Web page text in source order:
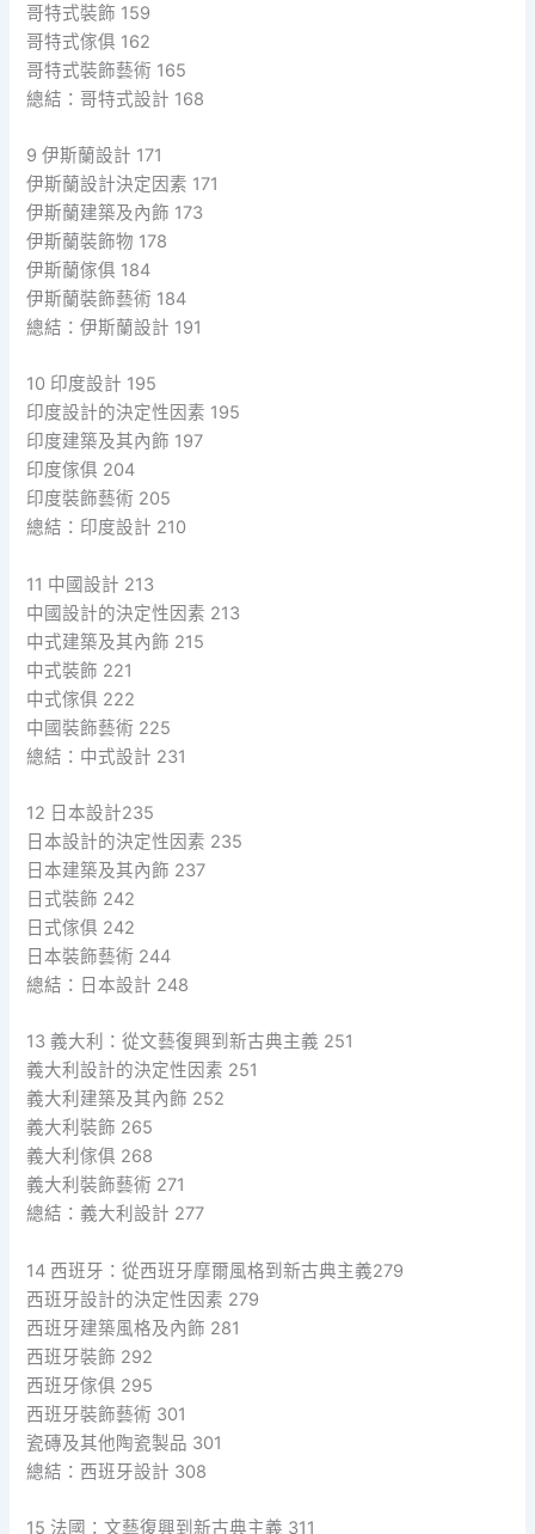
哥特式裝飾 159
哥特式傢俱 162
哥特式裝飾藝術 165
總結：哥特式設計 168
9 伊斯蘭設計 171
伊斯蘭設計決定因素 171
伊斯蘭建築及內飾 173
伊斯蘭裝飾物 178
伊斯蘭傢俱 184
伊斯蘭裝飾藝術 184
總結：伊斯蘭設計 191
10 印度設計 195
印度設計的決定性因素 195
印度建築及其內飾 197
印度傢俱 204
印度裝飾藝術 205
總結：印度設計 210
11 中國設計 213
中國設計的決定性因素 213
中式建築及其內飾 215
中式裝飾 221
中式傢俱 222
中國裝飾藝術 225
總結：中式設計 231
12 日本設計235
日本設計的決定性因素 235
日本建築及其內飾 237
日式裝飾 242
日式傢俱 242
日本裝飾藝術 244
總結：日本設計 248
13 義大利：從文藝復興到新古典主義 251
義大利設計的決定性因素 251
義大利建築及其內飾 252
義大利裝飾 265
義大利傢俱 268
義大利裝飾藝術 271
總結：義大利設計 277
14 西班牙：從西班牙摩爾風格到新古典主義279
西班牙設計的決定性因素 279
西班牙建築風格及內飾 281
西班牙裝飾 292
西班牙傢俱 295
西班牙裝飾藝術 301
瓷磚及其他陶瓷製品 301
總結：西班牙設計 308
15 法國：文藝復興到新古典主義 311